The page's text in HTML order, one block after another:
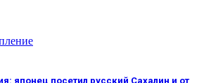
японец посетил русский Сахалин и от